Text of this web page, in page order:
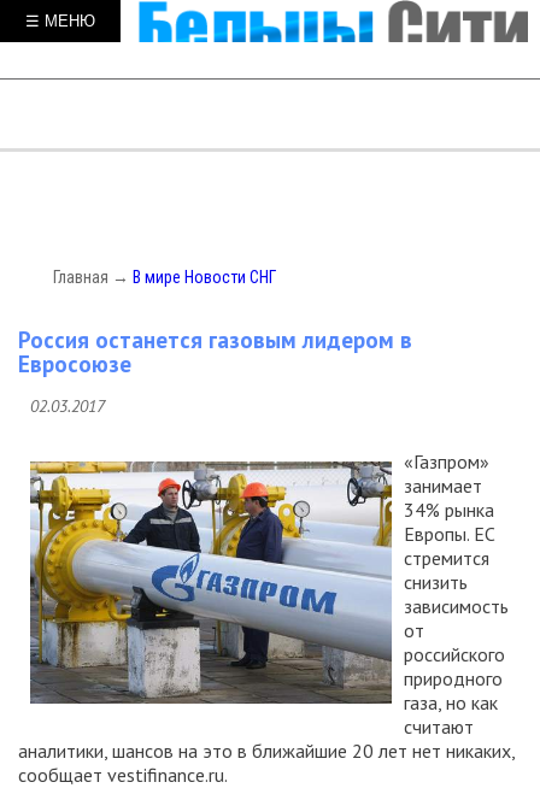
☰ МЕНЮ
Главная → В мире Новости СНГ
Россия останется газовым лидером в
Евросоюзе
02.03.2017
«Газпром»
занимает
34% рынка
Европы. ЕС
стремится
снизить
зависимость
от
российского
природного
газа, но как
считают
аналитики, шансов на это в ближайшие 20 лет нет никаких,
сообщает vestifinance.ru.